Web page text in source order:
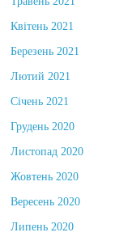
Травень 2021
Квітень 2021
Березень 2021
Лютий 2021
Січень 2021
Грудень 2020
Листопад 2020
Жовтень 2020
Вересень 2020
Липень 2020